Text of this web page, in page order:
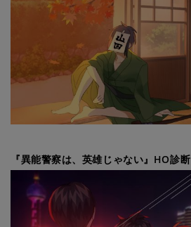
『異能警察は、英雄じゃない』HO診断